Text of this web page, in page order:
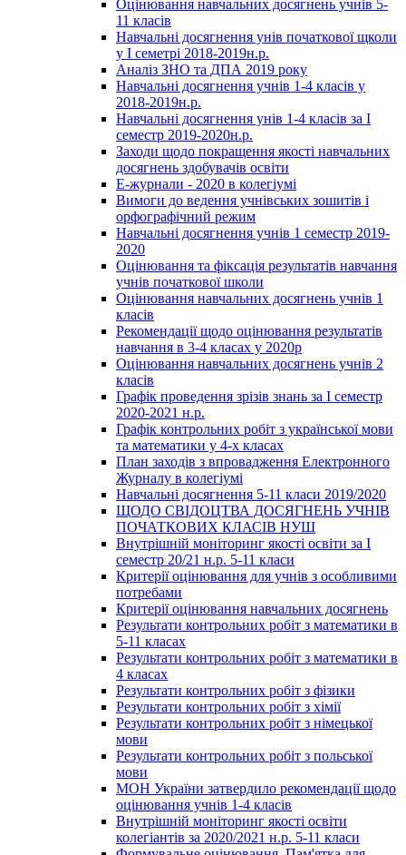
Оцінювання навчальних досягнень учнів 5-
11 класів
Навчальні досягнення унів початкової щколи
у І семетрі 2018-2019н.р.
Аналіз ЗНО та ДПА 2019 року
Навчальні досягнення учнів 1-4 класів у
2018-2019н.р.
Навчальні досягнення унів 1-4 класів за І
семестр 2019-2020н.р.
Заходи щодо покращення якості навчальних
досягнень здобувачів освіти
Е-журнали - 2020 в колегіумі
Вимоги до ведення учнівських зошитів і
орфографічний режим
Навчальні досягнення учнів 1 семестр 2019-
2020
Оцінювання та фіксація результатів навчання
учнів початкової школи
Оцінювання навчальних досягнень учнів 1
класів
Рекомендації щодо оцінювання результатів
навчання в 3-4 класах у 2020р
Оцінювання навчальних досягнень учнів 2
класів
Графік проведення зрізів знань за І семестр
2020-2021 н.р.
Графік контрольних робіт з української мови
та математики у 4-х класах
План заходів з впровадження Електронного
Журналу в колегіумі
Навчальні досягнення 5-11 класи 2019/2020
ЩОДО СВІДОЦТВА ДОСЯГНЕНЬ УЧНІВ
ПОЧАТКОВИХ КЛАСІВ НУШ
Внутрішній моніторинг якості освіти за І
семестр 20/21 н.р. 5-11 класи
Критерії оцінювання для учнів з особливими
потребами
Критерії оцінювання навчальних досягнень
Результати контрольних робіт з математики в
5-11 класах
Результати контрольних робіт з математики в
4 класах
Результати контрольних робіт з фізики
Результати контрольних робіт з хімії
Результати контрольних робіт з німецької
мови
Результати контрольних робіт з польської
мови
МОН України затвердило рекомендації щодо
оцінювання учнів 1-4 класів
Внутрішній моніторинг якості освіти
колегіантів за 2020/2021 н.р. 5-11 класи